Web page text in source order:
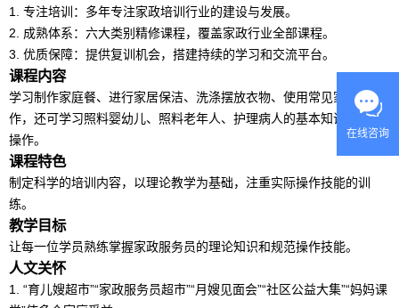
1. 专注培训：多年专注家政培训行业的建设与发展。
2. 成熟体系：六大类别精修课程，覆盖家政行业全部课程。
3. 优质保障：提供复训机会，搭建持续的学习和交流平台。
课程内容
学习制作家庭餐、进行家居保洁、洗涤摆放衣物、使用常见家电等工
作，还可学习照料婴幼儿、照料老年人、护理病人的基本知识和技能
操作。
课程特色
制定科学的培训内容，以理论教学为基础，注重实际操作技能的训
练。
教学目标
让每一位学员熟练掌握家政服务员的理论知识和规范操作技能。
人文关怀
1. “育儿嫂超市”“家政服务员超市”“月嫂见面会”“社区公益大集”“妈妈课
在线咨询